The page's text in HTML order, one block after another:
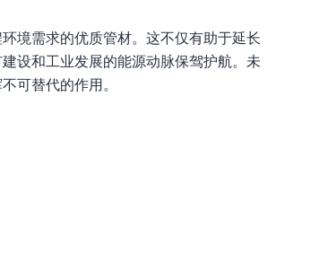
境需求的优质管材。这不仅有助于延长
设和工业发展的能源动脉保驾护航。未
可替代的作用。